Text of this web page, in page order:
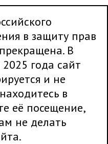
в защиту прав
В
года сайт
и не
в
её посещение,
не делать